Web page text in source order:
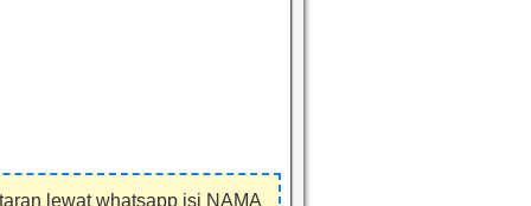
lewat whatsapp isi NAMA